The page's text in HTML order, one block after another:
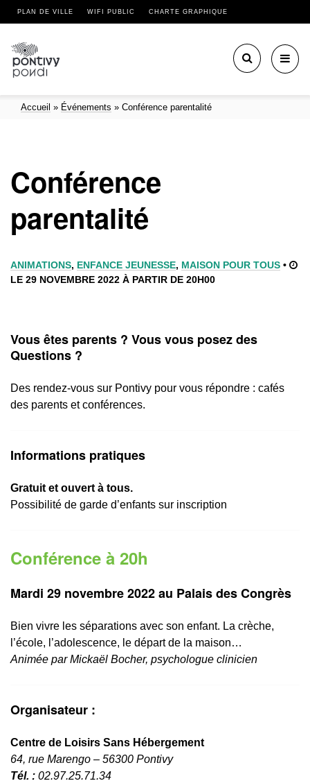
PLAN DE VILLE WIFI PUBLIC CHARTE GRAPHIQUE
Accueil » Événements » Conférence parentalité
Conférence
parentalité
ANIMATIONS, ENFANCE JEUNESSE, MAISON POUR TOUS •
LE 29 NOVEMBRE 2022 À PARTIR DE 20H00
Vous êtes parents ? Vous vous posez des
Questions ?
Des rendez-vous sur Pontivy pour vous répondre : cafés
des parents et conférences.
Informations pratiques
Gratuit et ouvert à tous.
Possibilité de garde d’enfants sur inscription
Conférence à 20h
Mardi 29 novembre 2022 au Palais des Congrès
Bien vivre les séparations avec son enfant. La crèche,
l’école, l’adolescence, le départ de la maison…
Animée par Mickaël Bocher, psychologue clinicien
Organisateur :
Centre de Loisirs Sans Hébergement
64, rue Marengo – 56300 Pontivy
Tél. : 02.97.25.71.34